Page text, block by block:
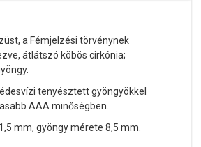
a Fémjelzési törvénynek
átlátszó köbös cirkónia;
tenyésztett gyöngyökkel
AAA minőségben.
mm, gyöngy mérete 8,5 mm.